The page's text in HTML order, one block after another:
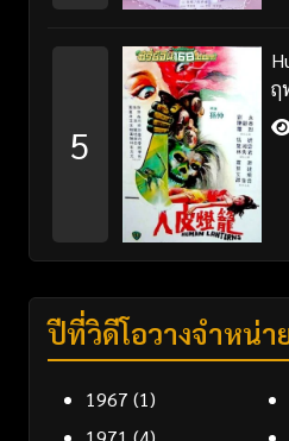
5
ฤ
ปีที่วิดีโอวางจำหน่า
1967 (1)